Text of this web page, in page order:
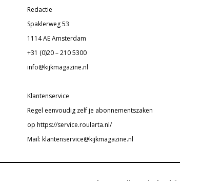
Redactie
Spaklerweg 53
1114 AE Amsterdam
+31 (0)20 – 210 5300
info@kijkmagazine.nl
Klantenservice
Regel eenvoudig zelf je abonnementszaken
op https://service.roularta.nl/
Mail: klantenservice@kijkmagazine.nl